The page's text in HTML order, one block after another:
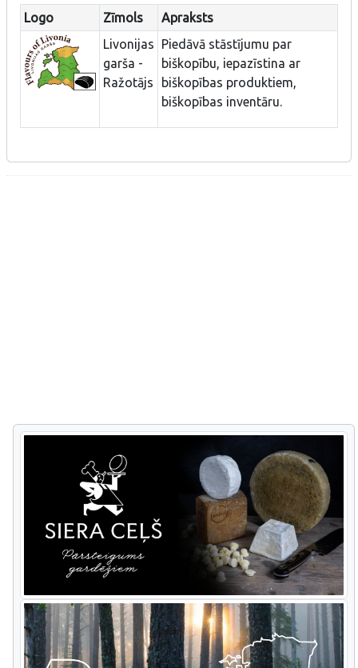
Logo Zīmols
Apraksts
Livonijas
garša -
Ražotājs
Piedāvā stāstījumu par
biškopību, iepazīstina ar
biškopības produktiem,
biškopības inventāru.